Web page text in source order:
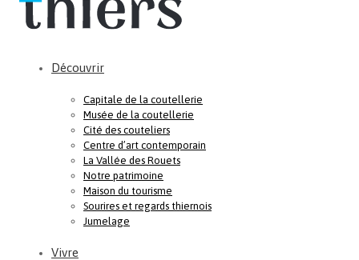
Découvrir
Capitale de la coutellerie
Musée de la coutellerie
Cité des couteliers
Centre d’art contemporain
La Vallée des Rouets
Notre patrimoine
Maison du tourisme
Sourires et regards thiernois
Jumelage
Vivre